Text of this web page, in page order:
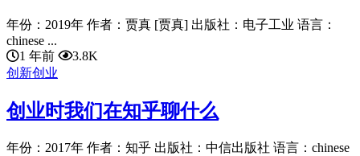
年份：2019年 作者：贾真 [贾真] 出版社：电子工业 语言：
chinese ...
1 年前
3.8K
创新创业
创业时我们在知乎聊什么
年份：2017年 作者：知乎 出版社：中信出版社 语言：chinese